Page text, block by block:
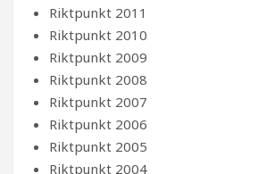
Riktpunkt 2011
Riktpunkt 2010
Riktpunkt 2009
Riktpunkt 2008
Riktpunkt 2007
Riktpunkt 2006
Riktpunkt 2005
Riktpunkt 2004